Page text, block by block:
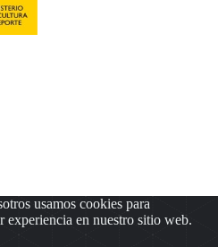
usamos cookies para
experiencia en nuestro sitio web.